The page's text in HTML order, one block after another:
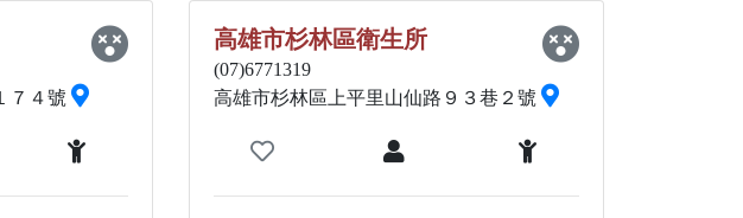
７４號
高雄市杉林區衛生所
(07)6771319
高雄市杉林區上平里山仙路９３巷２號